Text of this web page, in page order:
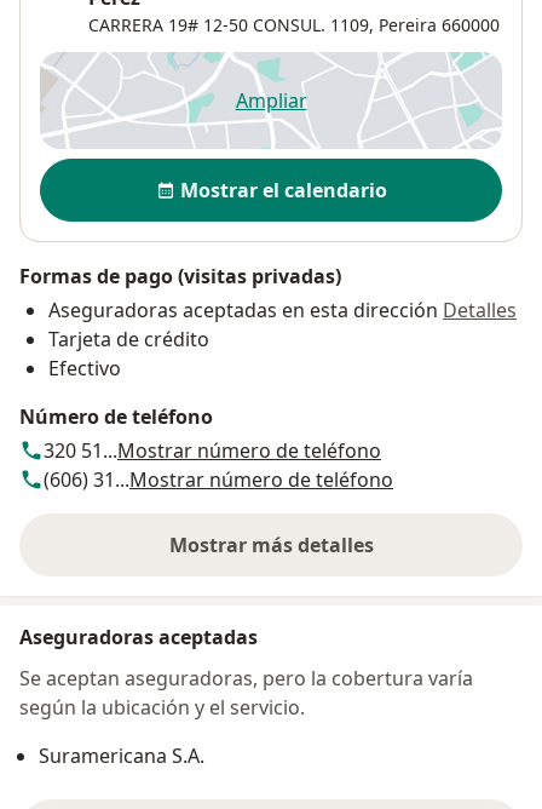
CARRERA 19# 12-50 CONSUL. 1109, Pereira 660000
Ampliarse abre en una nueva
Disponibilidad
Mostrar el calendario
Formas de pago (visitas privadas)
Aseguradoras aceptadas en esta dirección Detalles
Tarjeta de crédito
Efectivo
Número de teléfono
320 51...Mostrar número de teléfono
(606) 31...Mostrar número de teléfono
Mostrar más detalles
sobre la dirección
Aseguradoras aceptadas
Se aceptan aseguradoras, pero la cobertura varía
según la ubicación y el servicio.
Suramericana S.A.